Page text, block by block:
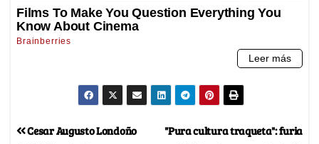
"Pura cultura traqueta": furia
Cesar Augusto Londoño